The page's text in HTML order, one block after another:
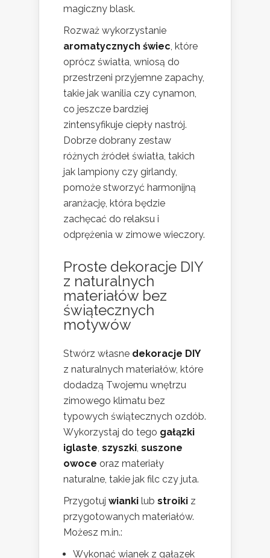
magiczny blask.
Rozważ wykorzystanie
aromatycznych świec, które
oprócz światła, wniosą do
przestrzeni przyjemne zapachy,
takie jak wanilia czy cynamon,
co jeszcze bardziej
zintensyfikuje ciepły nastrój.
Dobrze dobrany zestaw
różnych źródeł światła, takich
jak lampiony czy girlandy,
pomoże stworzyć harmonijną
aranżację, która będzie
zachęcać do relaksu i
odprężenia w zimowe wieczory.
Proste dekoracje DIY
z naturalnych
materiałów bez
świątecznych
motywów
Stwórz własne dekoracje DIY
z naturalnych materiałów, które
dodadzą Twojemu wnętrzu
zimowego klimatu bez
typowych świątecznych ozdób.
Wykorzystaj do tego gałązki
iglaste, szyszki, suszone
owoce oraz materiały
naturalne, takie jak filc czy juta.
Przygotuj wianki lub stroiki z
przygotowanych materiałów.
Możesz m.in.:
Wykonać wianek z gałązek